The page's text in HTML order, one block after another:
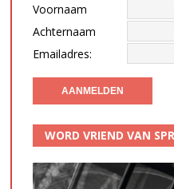
Voornaam
Achternaam
Emailadres:
WORD VRIEND VAN